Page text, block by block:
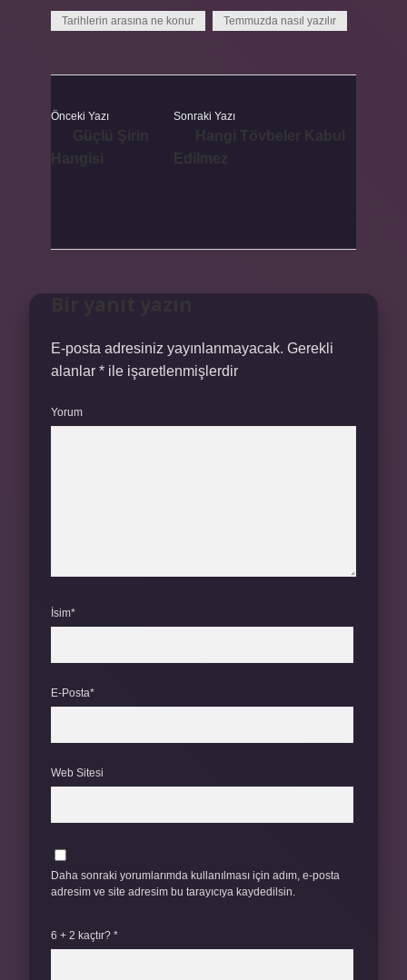
Tarihlerin arasına ne konur Temmuzda nasıl yazılır
Önceki Yazı Sonraki Yazı
E-posta adresiniz yayınlanmayacak. Gerekli
alanlar * ile işaretlenmişlerdir
Yorum
İsim*
E-Posta*
Web Sitesi
Daha sonraki yorumlarımda kullanılması için adım, e-posta
adresim ve site adresim bu tarayıcıya kaydedilsin.
6 + 2 kaçtır? *